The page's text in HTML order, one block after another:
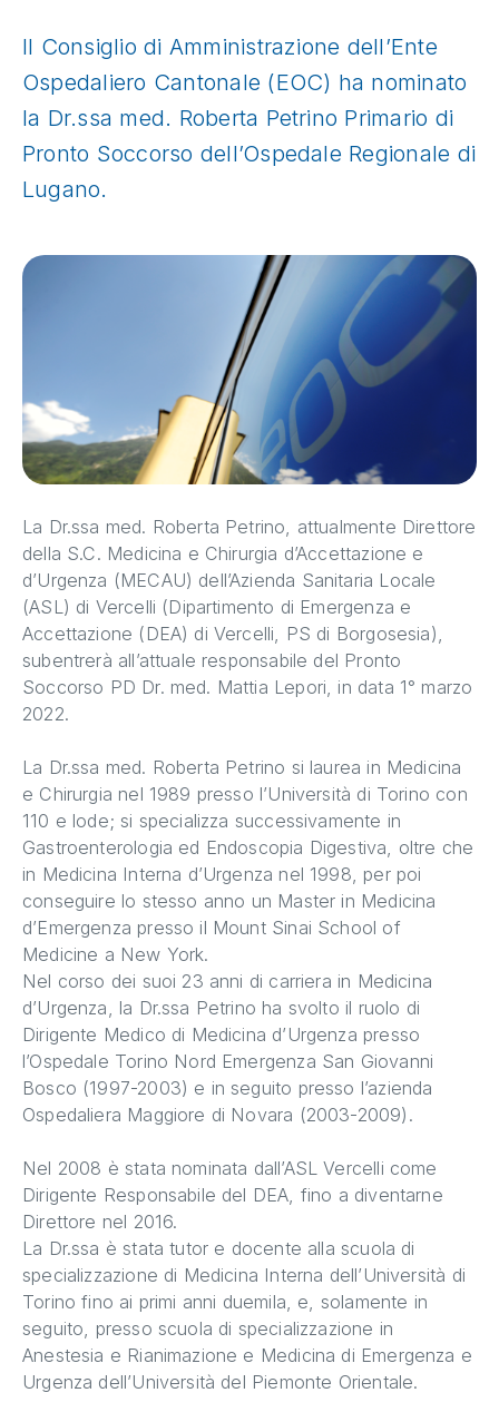
Il Consiglio di Amministrazione dell’Ente
Ospedaliero Cantonale (EOC) ha nominato
la Dr.ssa med. Roberta Petrino Primario di
Pronto Soccorso dell’Ospedale Regionale di
Lugano.
La Dr.ssa med. Roberta Petrino, attualmente Direttore
della S.C. Medicina e Chirurgia d’Accettazione e
d’Urgenza (MECAU) dell’Azienda Sanitaria Locale
(ASL) di Vercelli (Dipartimento di Emergenza e
Accettazione (DEA) di Vercelli, PS di Borgosesia),
subentrerà all’attuale responsabile del Pronto
Soccorso PD Dr. med. Mattia Lepori, in data 1° marzo
2022.
La Dr.ssa med. Roberta Petrino si laurea in Medicina
e Chirurgia nel 1989 presso l’Università di Torino con
110 e lode; si specializza successivamente in
Gastroenterologia ed Endoscopia Digestiva, oltre che
in Medicina Interna d’Urgenza nel 1998, per poi
conseguire lo stesso anno un Master in Medicina
d’Emergenza presso il Mount Sinai School of
Medicine a New York.
Nel corso dei suoi 23 anni di carriera in Medicina
d’Urgenza, la Dr.ssa Petrino ha svolto il ruolo di
Dirigente Medico di Medicina d’Urgenza presso
l’Ospedale Torino Nord Emergenza San Giovanni
Bosco (1997-2003) e in seguito presso l’azienda
Ospedaliera Maggiore di Novara (2003-2009).
Nel 2008 è stata nominata dall’ASL Vercelli come
Dirigente Responsabile del DEA, fino a diventarne
Direttore nel 2016.
La Dr.ssa è stata tutor e docente alla scuola di
specializzazione di Medicina Interna dell’Università di
Torino fino ai primi anni duemila, e, solamente in
seguito, presso scuola di specializzazione in
Anestesia e Rianimazione e Medicina di Emergenza e
Urgenza dell’Università del Piemonte Orientale.